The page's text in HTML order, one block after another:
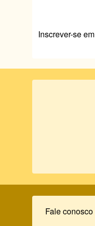
k
Inscrever-se em
Rodapé
Fale conosco